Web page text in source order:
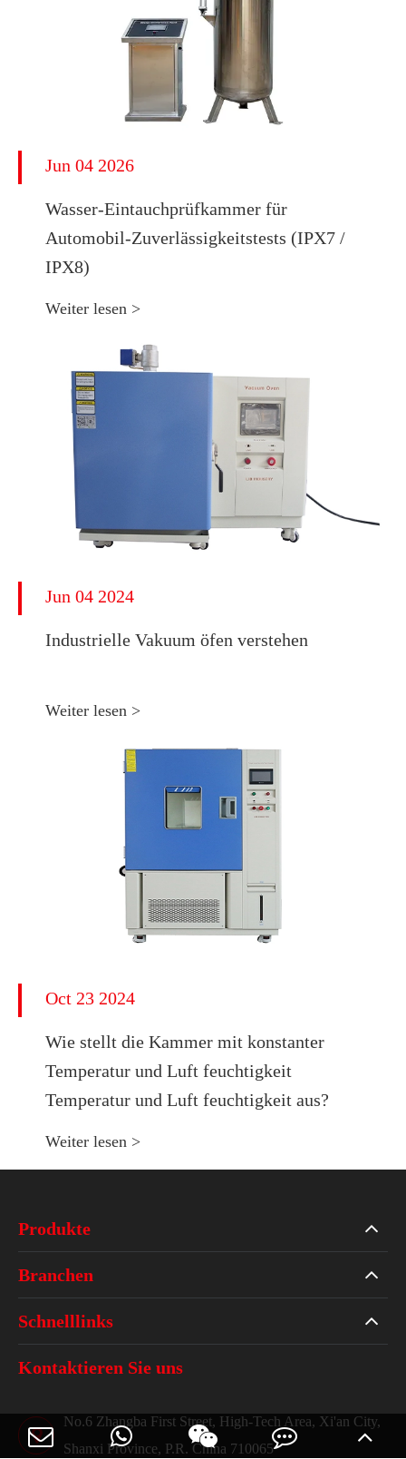
Jun 04 2026
Wasser-Eintauchprüfkammer für
Automobil-Zuverlässigkeitstests (IPX7 /
IPX8)
Weiter lesen >
Jun 04 2024
Industrielle Vakuum öfen verstehen
Weiter lesen >
Oct 23 2024
Wie stellt die Kammer mit konstanter
Temperatur und Luft feuchtigkeit
Temperatur und Luft feuchtigkeit aus?
Weiter lesen >
Produkte
Branchen
Schnelllinks
Kontaktieren Sie uns
No.6 Zhangba First Street, High-Tech Area, Xi'an City,
Shanxi Province, P.R. China 710065